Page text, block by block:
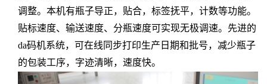
调整。本机有瓶子导正，贴合，标签抚平，计数等功能。
贴标速度、输送速度、分瓶速度可实现无极调速。先进的
da码机系统，可在线同步打印生产日期和批号，减少瓶子
的包装工序，字迹清晰，速度快。